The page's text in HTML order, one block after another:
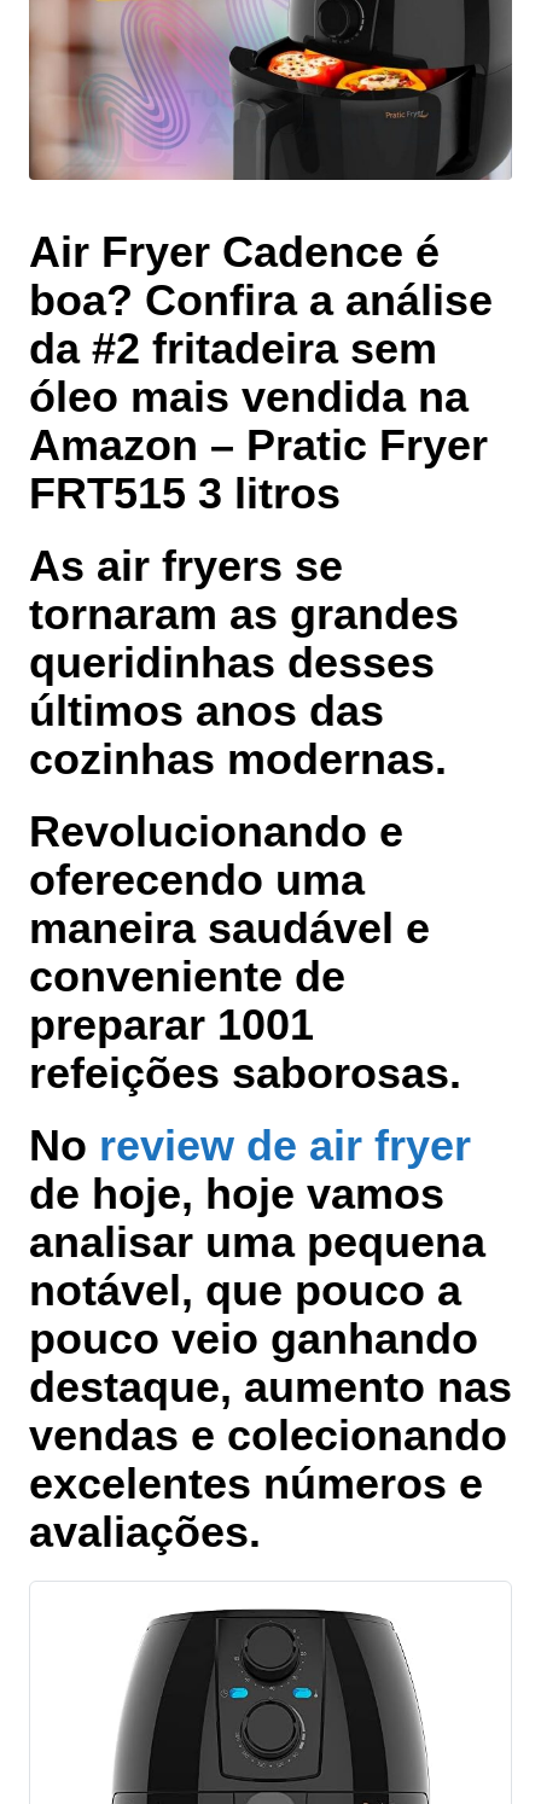
Air Fryer Cadence é
boa? Confira a análise
da #2 fritadeira sem
óleo mais vendida na
Amazon – Pratic Fryer
FRT515 3 litros
As air fryers se
tornaram as grandes
queridinhas desses
últimos anos das
cozinhas modernas.
Revolucionando e
oferecendo uma
maneira saudável e
conveniente de
preparar 1001
refeições saborosas.
No review de air fryer
de hoje, hoje vamos
analisar uma pequena
notável, que pouco a
pouco veio ganhando
destaque, aumento nas
vendas e colecionando
excelentes números e
avaliações.